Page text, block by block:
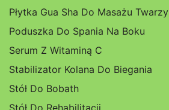
Płytka Gua Sha Do Masażu Twarzy
Poduszka Do Spania Na Boku
Serum Z Witaminą C
Stabilizator Kolana Do Biegania
Stół Do Bobath